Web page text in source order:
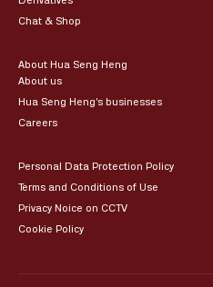
Chat & Shop
About Hua Seng Heng
About us
Hua Seng Heng’s businesses
Careers
Personal Data Protection Policy
Terms and Conditions of Use
Privacy Noice on CCTV
Cookie Policy